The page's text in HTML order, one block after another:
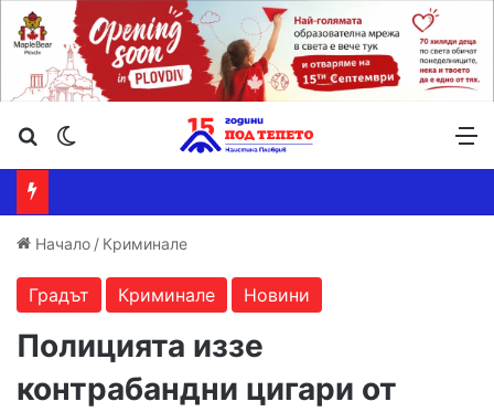
Търсене ...
Начало / Криминале
Градът Криминале Новини
Полицията иззе
контрабандни цигари от